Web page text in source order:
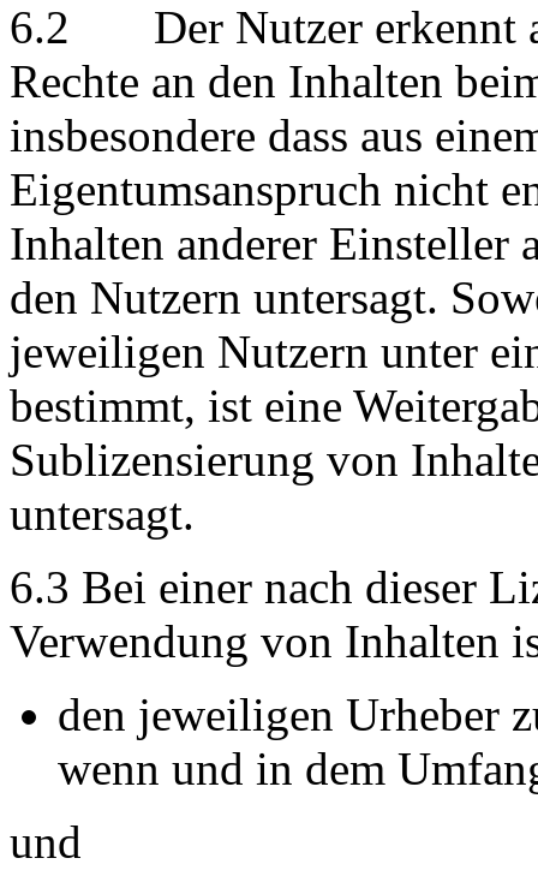
6.2 Der Nutzer erkennt
Rechte an den Inhalten
insbesondere dass aus
Eigentumsanspruch nicht
Inhalten anderer Einsteller
den Nutzern untersagt.
jeweiligen Nutzern unter
bestimmt, ist eine
Sublizensierung von
untersagt.
6.3 Bei einer nach dieser
Verwendung von Inhalten
den jeweiligen Urheber
wenn und in dem
und